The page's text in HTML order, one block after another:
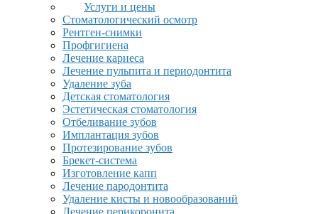
Услуги и цены
Стоматологический осмотр
Рентген-снимки
Профгигиена
Лечение кариеса
Лечение пульпита и периодонтита
Удаление зуба
Детская стоматология
Эстетическая стоматология
Отбеливание зубов
Имплантация зубов
Протезирование зубов
Брекет-система
Изготовление капп
Лечение пародонтита
Удаление кисты и новообразований
Лечение перикоронита